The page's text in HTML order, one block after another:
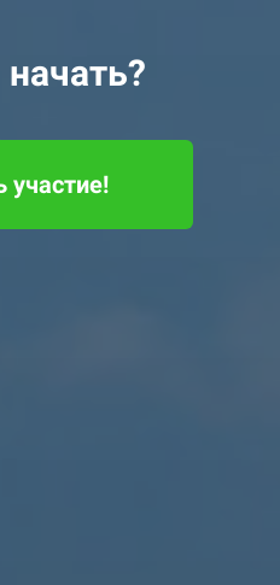
участие!